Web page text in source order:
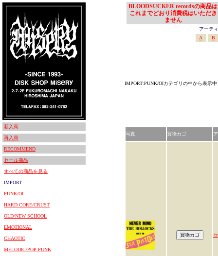
新入荷
再入荷
RECOMMEND
セール商品
すべての商品を見る
IMPORT
PUNK/OI
HARD CORE/CRUST
OLD/NEW SCHOOL
EMOTIONAL
CHAOTIC
MELODIC/POP PUNK
BLOODSUCKER recordsの商品は
これまでどおり消費税はいただき
ません
アーテ
A
B
IMPORT:PUNK/OIカテゴリの中から表示中
写真 買物カゴ